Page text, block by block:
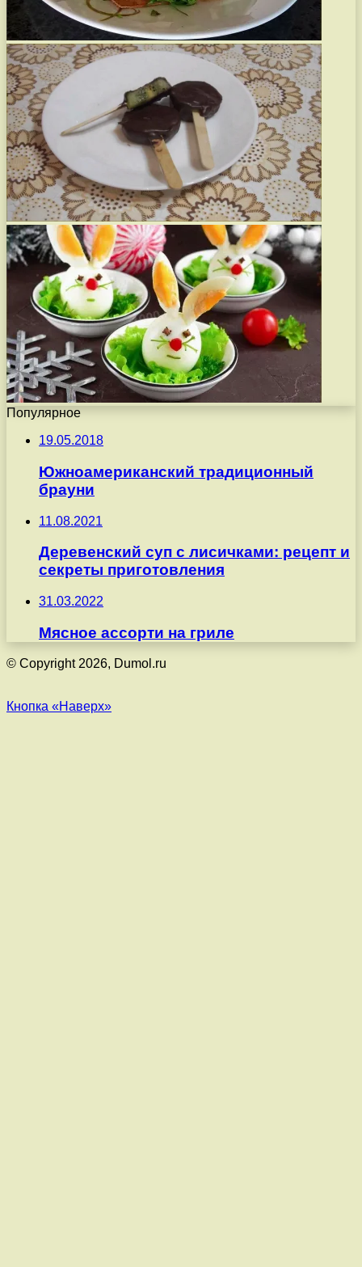
Популярное
19.05.2018
Южноамериканский традиционный
брауни
11.08.2021
Деревенский суп с лисичками: рецепт и
секреты приготовления
31.03.2022
Мясное ассорти на гриле
© Copyright 2026, Dumol.ru
Кнопка «Наверх»